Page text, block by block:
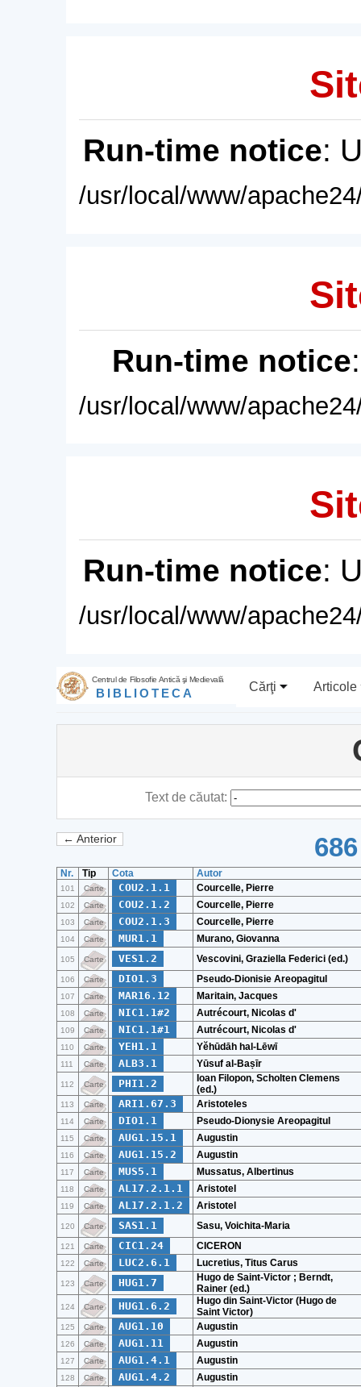
Run-time notice:
/usr/local/www/
Run-time notice
/usr/local/www/
Run-time notice:
/usr/local/www/
Centrul de Filosofie Antică şi Medievală
BIBLIOTECA Cărţi Articole
Text de căutat:
← Anterior
Nr. Tip Cota Autor
101 Carte COU2.1.1 Courcelle, Pierre
102 Carte COU2.1.2 Courcelle, Pierre
103 Carte COU2.1.3 Courcelle, Pierre
104 Carte MUR1.1 Murano, Giovanna
105 Carte VES1.2 Vescovini, Graziella Federici (ed.)
106 Carte DIO1.3 Pseudo-Dionisie Areopagitul
107 Carte MAR16.12 Maritain, Jacques
108 Carte NIC1.1#2 Autrécourt, Nicolas d'
109 Carte NIC1.1#1 Autrécourt, Nicolas d'
110 Carte YEH1.1 Yĕhūdāh hal-Lēwī
111 Carte ALB3.1 Yūsuf al-Baṣīr
112 Carte PHI1.2
Ioan Filopon, Scholten Clemens
(ed.)
113 Carte ARI1.67.3 Aristoteles
114 Carte DIO1.1 Pseudo-Dionysie Areopagitul
115 Carte AUG1.15.1 Augustin
116 Carte AUG1.15.2 Augustin
117 Carte MUS5.1 Mussatus, Albertinus
118 Carte AL17.2.1.1 Aristotel
119 Carte AL17.2.1.2 Aristotel
120 Carte SAS1.1 Sasu, Voichita-Maria
121 Carte CIC1.24 CICERON
122 Carte LUC2.6.1 Lucretius, Titus Carus
123 Carte HUG1.7
Hugo de Saint-Victor ; Berndt,
Rainer (ed.)
124 Carte HUG1.6.2
Hugo din Saint-Victor (Hugo de
Saint Victor)
125 Carte AUG1.10 Augustin
126 Carte AUG1.11 Augustin
127 Carte AUG1.4.1 Augustin
128 Carte AUG1.4.2 Augustin